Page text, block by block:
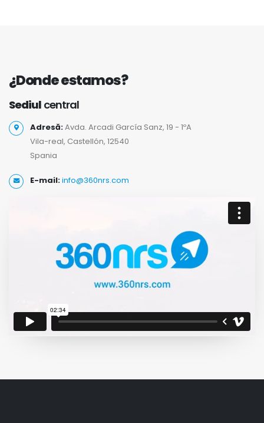
¿Donde estamos?
Sediul central
Adresă:Avda. Arcadi García Sanz, 19 - 1ºA
Vila-real, Castellón, 12540
Spania
E-mail:info@360nrs.com